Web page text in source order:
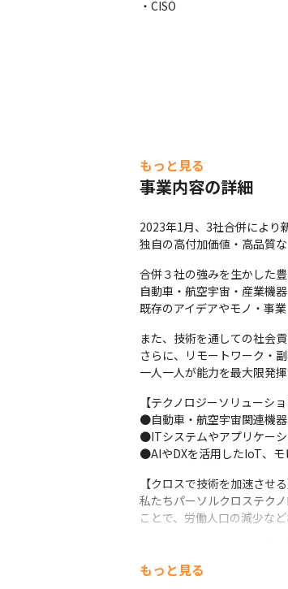
・CISO
もっと見る
事業内容の詳細
2023年1月、3社合併により
独自の高付加価値・高品質
合併３社の強みを生かした
自動車・航空宇宙・産業機
既存のアイデアやモノ・事
また、技術を通しての社会
さらに、リモートワーク・
一人一人が能力を最大限発
【テクノロジーソリューショ
●自動車・航空宇宙関連機
●ITシステムやアプリケー
●AIやDXを活用したIoT、モ
【クロスで技術を加速させる
私たちパーソルクロステク
ことで、労働人口の減少な
研究開発・ものづくり・IT
もっと見る